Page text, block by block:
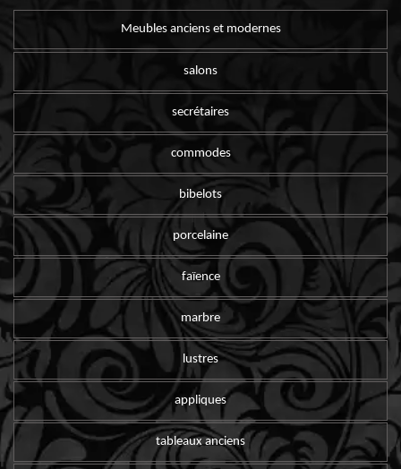
Meubles anciens et modernes
salons
secrétaires
commodes
bibelots
porcelaine
faïence
marbre
lustres
appliques
tableaux anciens